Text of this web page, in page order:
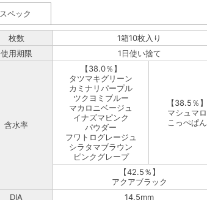
スペック
枚数
1箱10枚入り
使用期限
1日使い捨て
含水率
【38.0％】
タツマキグリーン
カミナリパープル
ツクヨミブルー
マカロニベージュ
イナズマピンク
パウダー
フワトログレージュ
シラタマブラウン
ピンクグレープ
【38.5％】
マシュマロ
こっぺぱん
【42.5％】
アクアブラック
DIA
14.5mm